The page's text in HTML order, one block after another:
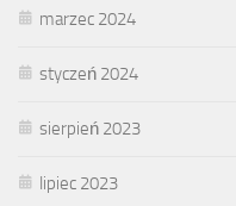
marzec 2024
styczeń 2024
sierpień 2023
lipiec 2023